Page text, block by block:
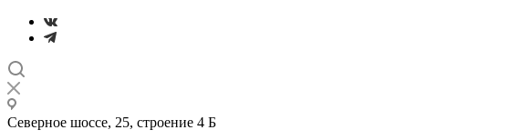
Северное шоссе, 25, строение 4 Б